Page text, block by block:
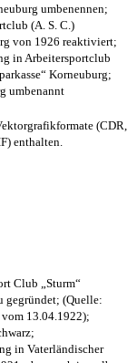
umbenennen;
(A. S. C.)
von 1926 reaktiviert;
in Arbeitersportclub
Korneuburg;
umbenannt
(CDR,
enthalten.
Club „Sturm“
gegründet; (Quelle:
13.04.1922);
in Vaterländischer